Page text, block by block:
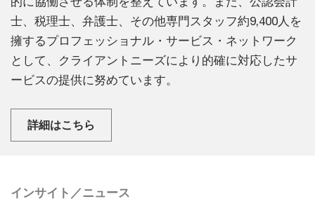
士、税理士、弁護士、その他専門スタッフ約9,400人を
擁するプロフェッショナル・サービス・ネットワーク
として、クライアントニーズにより的確に対応したサ
ービスの提供に努めています。
詳細はこちら
インサイト／ニュース